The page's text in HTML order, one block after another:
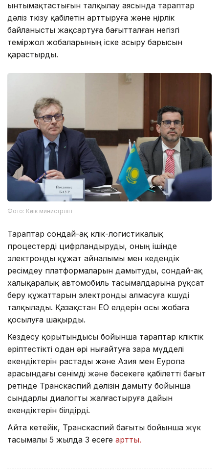
ынтымақтастығын талқылау аясында тараптар
дәліз өткізу қабілетін арттыруға және өңірлік
байланысты жақсартуға бағытталған негізгі
теміржол жобаларының іске асыру барысын
қарастырды.
Фото: Көлік министрлігі
Тараптар сондай-ақ көлік-логистикалық
процестерді цифрландыруды, оның ішінде
электронды құжат айналымы мен кедендік
ресімдеу платформаларын дамытуды, сондай-ақ
халықаралық автомобиль тасымалдарына рұқсат
беру құжаттарын электронды алмасуға көшуді
талқылады. Қазақстан ЕО елдерін осы жобаға
қосылуға шақырды.
Кездесу қорытындысы бойынша тараптар көліктік
әріптестікті одан әрі нығайтуға өзара мүдделі
екендіктерін растады және Азия мен Еуропа
арасындағы сенімді және бәсекеге қабілетті бағыт
ретінде Транскаспий дәлізін дамыту бойынша
сындарлы диалогты жалғастыруға дайын
екендіктерін білдірді.
Айта кетейік, Транскаспий бағыты бойынша жүк
тасымалы 5 жылда 3 есеге артты.